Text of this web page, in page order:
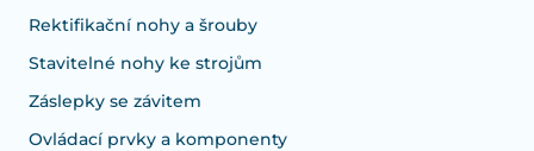
Rektifikační nohy a šrouby
Stavitelné nohy ke strojům
Záslepky se závitem
Ovládací prvky a komponenty